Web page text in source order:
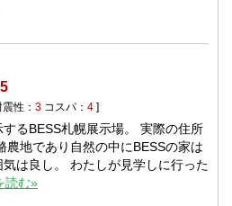
性： 3 コスパ： 4 ]
るBESS札幌展示場。 実際の住所
農地であり自然の中にBESSの家は
は良し。 わたしが見学しに行った
読む»